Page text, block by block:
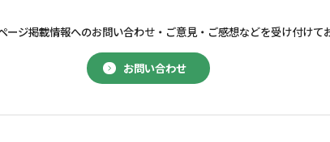
お問い合わせ
ージ掲載情報へのお問い合わせ・ ご意見・ご感想などを受け付けて